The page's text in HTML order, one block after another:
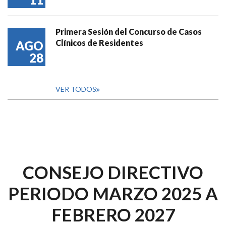
AGO
28
Primera Sesión del Concurso de Casos
Clínicos de Residentes
VER TODOS
CONSEJO DIRECTIVO
PERIODO MARZO 2025 A
FEBRERO 2027